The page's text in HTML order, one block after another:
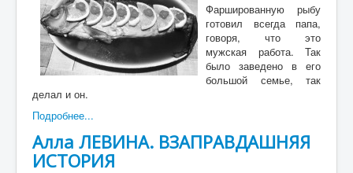
Фаршированную рыбу
готовил всегда папа,
говоря, что это
мужская работа. Так
было заведено в его
большой семье, так
делал и он.
Подробнее...
Алла ЛЕВИНА. ВЗАПРАВДАШНЯЯ
ИСТОРИЯ